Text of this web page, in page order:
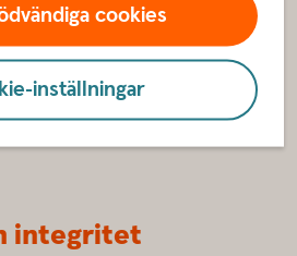
cookies
inställningar
integritet